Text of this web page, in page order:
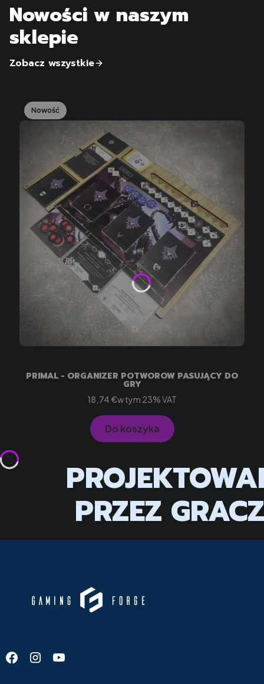
Nowości w naszym
sklepie
Zobacz wszystkie
Nowość
PRIMAL - ORGANIZER POTWORÓW PASUJĄCY DO
GRY
Cena brutto
18,74 €w tym %s VAT
w tym 23%VAT
Do koszyka
PRZEZ